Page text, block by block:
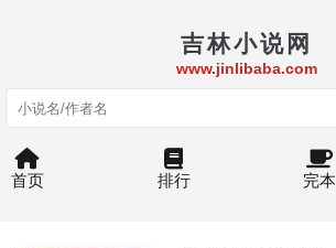
吉林小说网
www.jinlibaba.com
首页 排行 完本